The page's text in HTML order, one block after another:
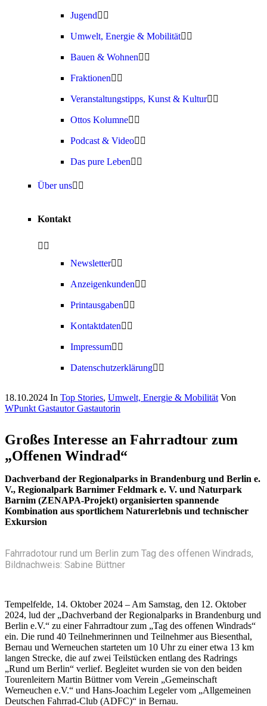
Jugend
Umwelt, Energie & Mobilität
Bauen & Wohnen
Fraktionen
Veranstaltungstipps, Kunst & Kultur
Ottos Kolumne
Podcast & Video
Das pure Leben
Über uns
Kontakt
Newsletter
Anzeigenkunden
Printausgaben
Kontaktdaten
Impressum
Datenschutzerklärung
18.10.2024 In Top Stories, Umwelt, Energie & Mobilität Von
WPunkt Gastautor Gastautorin
Großes Interesse an Fahrradtour zum
„Offenen Windrad“
Dachverband der Regionalparks in Brandenburg und Berlin e.
V., Regionalpark Barnimer Feldmark e. V. und Naturpark
Barnim (ZENAPA-Projekt) organisierten spannende
Kombination aus sportlichem Naturerlebnis und technischer
Exkursion
Fahrradotour rund um Berlin zum Tag des offenen Windrads,
Bildnachweis: Sabine Büttner
Tempelfelde, 14. Oktober 2024 – Am Samstag, den 12. Oktober
2024, lud der „Dachverband der Regionalparks in Brandenburg und
Berlin e.V.“ zu einer Fahrradtour zum „Tag des offenen Windrads“
ein. Die rund 40 Teilnehmerinnen und Teilnehmer aus Biesenthal,
Bernau und Werneuchen starteten um 10 Uhr zu einer etwa 13 km
langen Strecke, die auf zwei Teilstücken entlang des Radrings
„Rund um Berlin“ verlief. Begleitet wurden sie von den beiden
Tourenleitern Martin Büttner vom Verein „Gemeinschaft
Werneuchen e.V.“ und Hans-Joachim Legeler vom „Allgemeinen
Deutschen Fahrrad-Club (ADFC)“ in Bernau.